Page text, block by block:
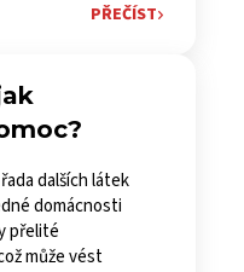
PŘEČÍST
dalších látek
domácnosti
přelité
může vést